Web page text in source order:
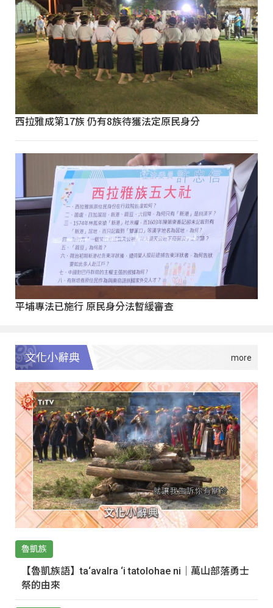
西拉雅成第17族 仍有8族待獲法定原民身分
平埔專法已施行 原民身分法暫緩審查
文化小辭典
魯凱族
【魯凱族語】ta‘avalra ‘i tatolohae ni｜萬山部落勇士
祭的由來